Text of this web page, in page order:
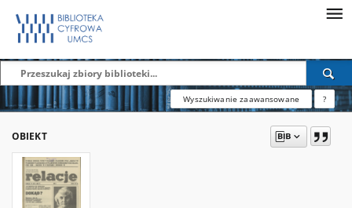
Wyszukiwanie zaawansowane ?
OBIEKT